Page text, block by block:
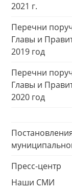
2021 г.
Перечни
Главы и
2019 год
Перечни
Главы и
2020 год
Пресс-центр
Наши СМИ